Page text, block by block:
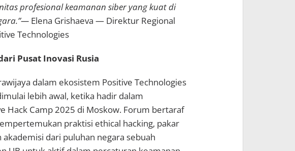
profesional keamanan siber yang kuat di
Elena Grishaeva — Direktur Regional
Technologies
Pusat Inovasi Rusia
dalam ekosistem Positive Technologies
lebih awal, ketika hadir dalam
Hack Camp 2025 di Moskow. Forum bertaraf
praktisi ethical hacking, pakar
dari puluhan negara sebuah